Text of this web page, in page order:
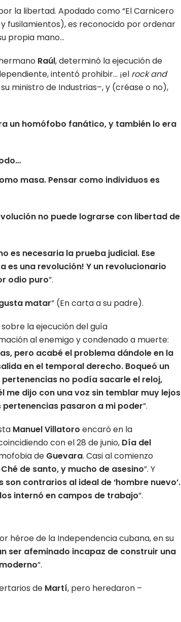
la libertad. Apodado como “El Carnicero
fusilamientos), es reconocido por ordenar
propia mano…
Raúl, determinó la ejecución de
intentó prohibir… ¡el rock and
ministro de Industrias–, y (créase o no),
un homófobo fanático, y también lo era
masa. Pensar como individuos es
no puede lograrse con libertad de
es necesaria la prueba judicial. Ese
es una revolución! Y un revolucionario
odio puro”.
matar” (En carta a su padre).
la ejecución del guía
al enemigo y condenado a muerte:
pero acabé el problema dándole en la
en el temporal derecho. Boqueó un
no podía sacarle el reloj,
me dijo con una voz sin temblar muy lejos
pertenencias pasaron a mi poder”.
Manuel Villatoro encaró en la
con el 28 de junio, Día del
de Guevara. Casi al comienzo
de santo, y mucho de asesino”. Y
son contrarios al ideal de ‘hombre nuevo’.
internó en campos de trabajo”.
héroe de la Independencia cubana, en su
ser afeminado incapaz de construir una
”.
de Martí, pero heredaron –